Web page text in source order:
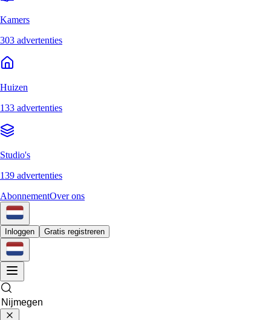
Kamers
303 advertenties
Huizen
133 advertenties
Studio's
139 advertenties
AbonnementOver ons
Inloggen Gratis registreren